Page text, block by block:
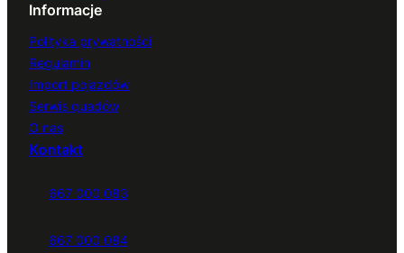
Informacje
Polityka prywatności
Regulamin
Import pojazdów
Serwis quadów
O nas
Kontakt
667 000 083
667 000 084